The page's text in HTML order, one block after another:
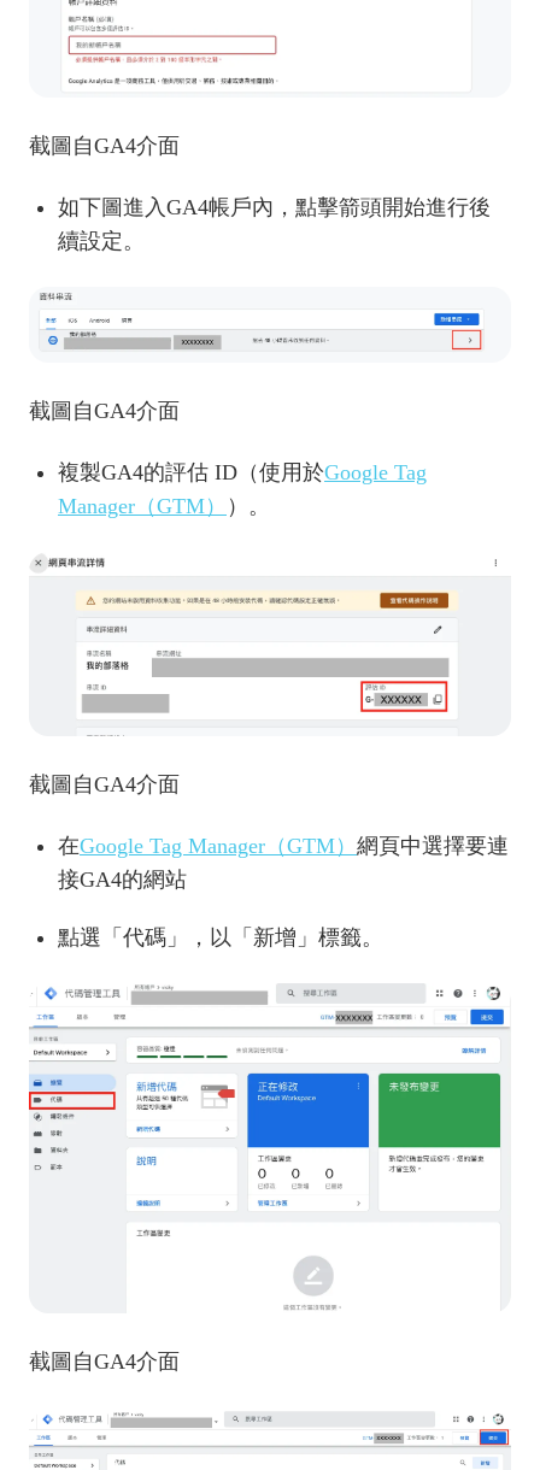
截圖自GA4介面
如下圖進入GA4帳戶內，點擊箭頭開始進行後
續設定。
截圖自GA4介面
複製GA4的評估 ID（使用於Google Tag
Manager（GTM）
）。
截圖自GA4介面
在Google Tag Manager（GTM） 網頁中選擇要連
接GA4的網站
點選「代碼」，以「新增」標籤。
截圖自GA4介面